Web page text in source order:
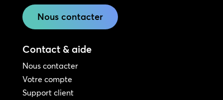
Nous contacter
Contact & aide
Nous contacter
Votre compte
Support client